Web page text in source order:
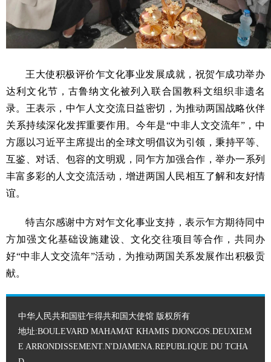
王大使积极评价乍文化事业发展成就，祝贺乍成功举办
达利文化节，古鲁纳文化被列入联合国教科文组织非遗名
录。王表示，中乍人文交流日益密切，为推动两国战略伙伴
关系持续深化发挥重要作用。今年是“中非人文交流年”，中
方愿以习近平主席提出的全球文明倡议为引领，秉持平等、
互鉴、对话、包容的文明观，同乍方加强合作，举办一系列
丰富多彩的人文交流活动，增进两国人民相互了解和友好情
谊。
特吉尔感谢中方对乍文化事业支持，表示乍方期待同中
方加强文化基础设施建设、文化交往项目等合作，共同办
好“中非人文交流年”活动，为推动两国关系发展作出积极贡
献。
中华人民共和国驻乍得共和国大使馆 版权所有
地址:BOULEVARD MAHAMAT KHAMIS DJONGOS.DEUXIEM
E ARRONDISSEMENT.N'DJAMENA.REPUBLIQUE DU TCHA